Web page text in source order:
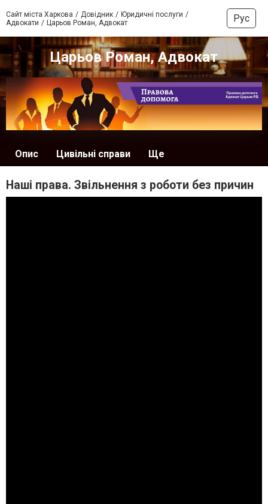
Сайт міста Харкова Довідник
Юридичні послуги
Адвокати
Царьов Роман, Адвокат Рус
Царьов Роман, Адвокат
Опис Цивільні справи Ще
Наші права. Звільнення з роботи без причин